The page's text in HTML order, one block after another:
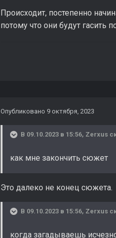
Происходит, постепенно
потому что они будут гасить
Опубликовано 9 октября, 2023
В 09.10.2023 в 15:56, Zerxus
как мне закончить сюжет
Это далеко не конец сюжета.
В 09.10.2023 в 15:56, Zerxus
когда загадываешь